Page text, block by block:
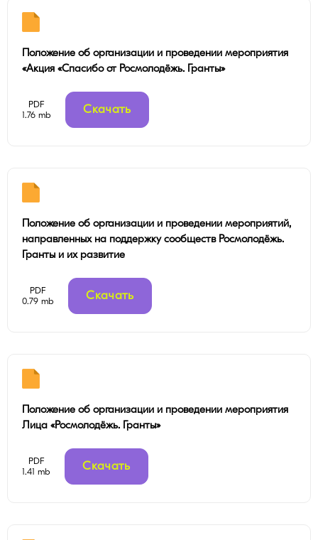
Положение об организации и проведении мероприятия
«Акция «Спасибо от Росмолодёжь. Гранты»
PDF
1.76 mb
Скачать
Положение об организации и проведении мероприятий,
направленных на поддержку сообществ Росмолодёжь.
Гранты и их развитие
PDF
0.79 mb
Скачать
Положение об организации и проведении мероприятия
Лица «Росмолодёжь. Гранты»
PDF
1.41 mb
Скачать